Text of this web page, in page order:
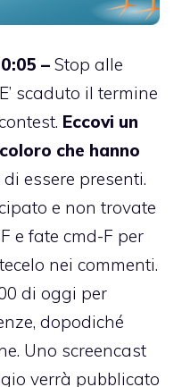
– Stop alle
scaduto il termine
Eccovi un
che hanno
essere presenti.
e non trovate
e fate cmd-F per
nei commenti.
di oggi per
dopodiché
Uno screencast
verrà pubblicato